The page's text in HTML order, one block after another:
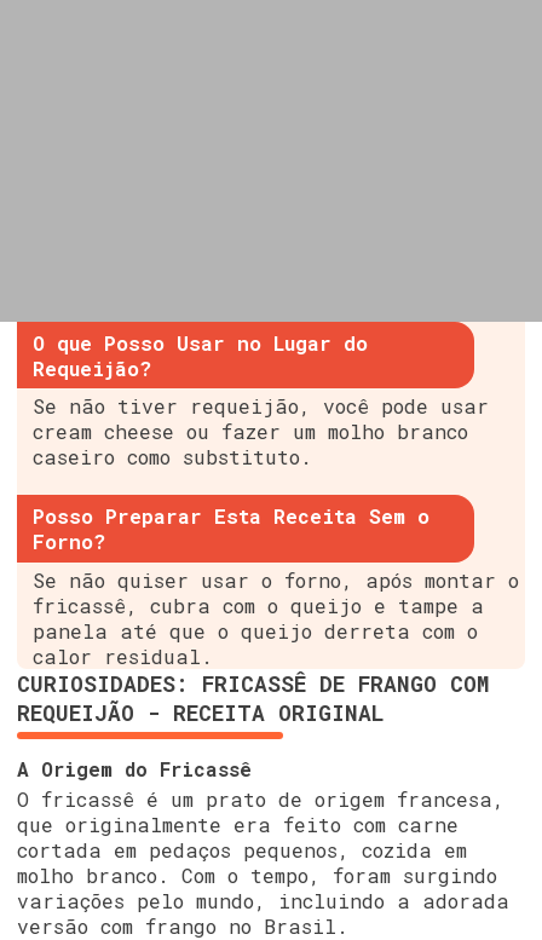
O que Posso Usar no Lugar do
Requeijão?
Se não tiver requeijão, você pode usar
cream cheese ou fazer um molho branco
caseiro como substituto.
Posso Preparar Esta Receita Sem o
Forno?
Se não quiser usar o forno, após montar o
fricassê, cubra com o queijo e tampe a
panela até que o queijo derreta com o
calor residual.
CURIOSIDADES: FRICASSÊ DE FRANGO COM
REQUEIJÃO - RECEITA ORIGINAL
A Origem do Fricassê
O fricassê é um prato de origem francesa,
que originalmente era feito com carne
cortada em pedaços pequenos, cozida em
molho branco. Com o tempo, foram surgindo
variações pelo mundo, incluindo a adorada
versão com frango no Brasil.